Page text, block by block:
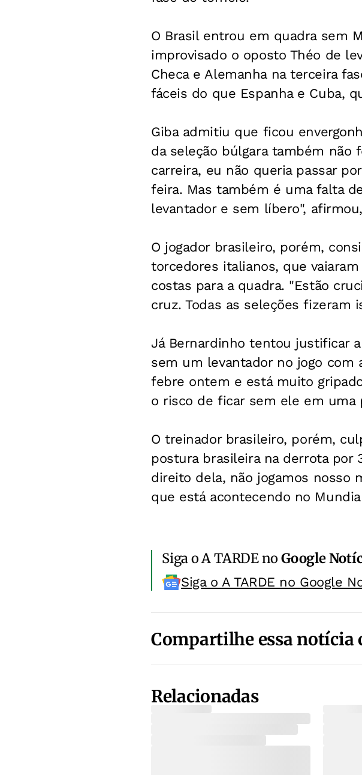
O Brasil entrou em quadra sem
improvisado o oposto Théo de
Checa e Alemanha na terceira
fáceis do que Espanha e Cuba,
Giba admitiu que ficou
da seleção búlgara também não
carreira, eu não queria passar
feira. Mas também é uma falta
levantador e sem líbero",
O jogador brasileiro, porém,
torcedores italianos, que
costas para a quadra. "Estão
cruz. Todas as seleções fizeram
Já Bernardinho tentou justificar
sem um levantador no jogo com
febre ontem e está muito
o risco de ficar sem ele em uma
O treinador brasileiro, porém,
postura brasileira na derrota por
direito dela, não jogamos nosso
que está acontecendo no
Siga o A TARDE noGoogle
Siga o A TARDE no Google
Compartilhe essa notícia
Relacionadas